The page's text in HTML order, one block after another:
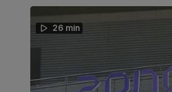
26 min